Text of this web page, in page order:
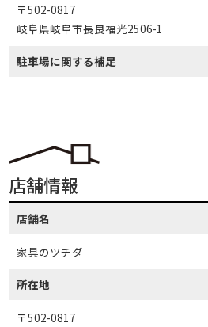
〒502-0817
岐阜県岐阜市長良福光2506-1
駐車場に関する補足
店舗情報
店舗名
家具のツチダ
所在地
〒502-0817